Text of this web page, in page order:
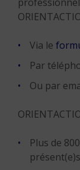
Via le
Par
Ou par
Plus de